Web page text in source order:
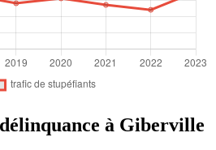
à Giberville